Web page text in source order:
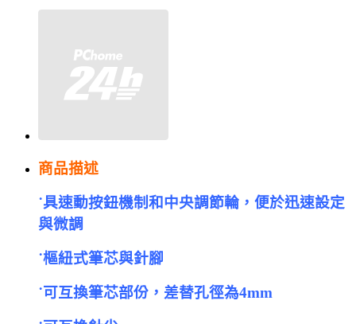
商品描述
˙具速動按鈕機制和中央調節輪，便於迅速設定
與微調
˙樞紐式筆芯與針腳
˙可互換筆芯部份，差替孔徑為4mm